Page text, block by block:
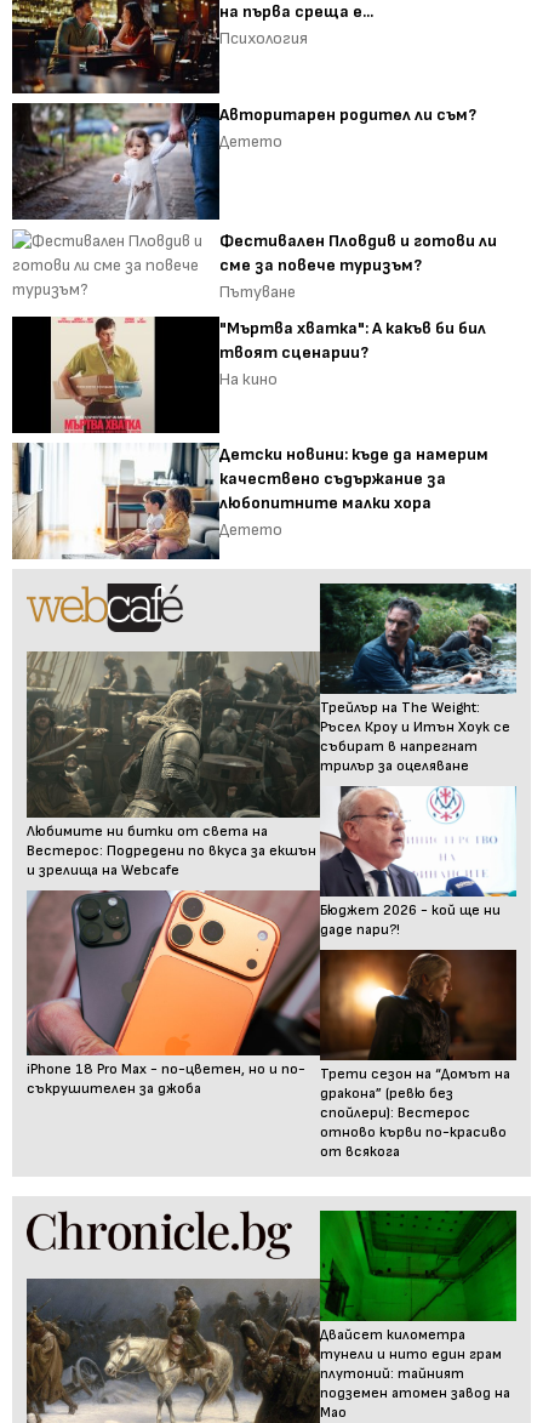
на първа среща е...
Психология
Авторитарен родител ли съм?
Детето
Фестивален Пловдив и готови ли
сме за повече туризъм?
Пътуване
"Мъртва хватка": А какъв би бил
твоят сценарии?
На кино
Детски новини: къде да намерим
качествено съдържание за
любопитните малки хора
Детето
Любимите ни битки от света на
Вестерос: Подредени по вкуса за екшън
и зрелища на Webcafe
iPhone 18 Pro Max - по-цветен, но и по-
съкрушителен за джоба
Трейлър на The Weight:
Ръсел Кроу и Итън Хоук се
събират в напрегнат
трилър за оцеляване
Бюджет 2026 - кой ще ни
даде пари?!
Трети сезон на “Домът на
дракона” (ревю без
спойлери): Вестерос
отново кърви по-красиво
от всякога
Двайсет километра
тунели и нито един грам
плутоний: тайният
подземен атомен завод на
Мао